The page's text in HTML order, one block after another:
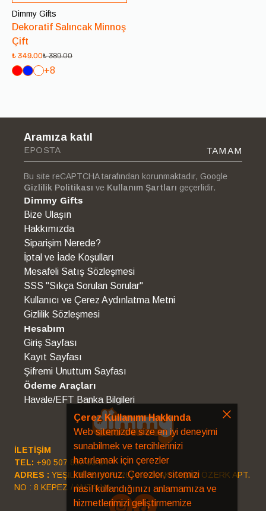
Çerez Kullanımı Hakkında
Web sitemizde size en iyi deneyimi
sunabilmek ve tercihlerinizi
hatırlamak için çerezler
kullanıyoruz. Çerezler, sitemizi
nasıl kullandığınızı anlamamıza ve
hizmetlerimizi geliştirmemize
Dimmy Gifts
Dekoratif Salıncak Minnoş
Çift
₺ 349.00₺ 389.00
+8
Dimmy Gifts
Bize Ulaşın
Hakkımızda
Siparişim Nerede?
İptal ve İade Koşulları
Mesafeli Satış Sözleşmesi
SSS "Sıkça Sorulan Sorular"
Kullanıcı ve Çerez Aydınlatma Metni
Gizlilik Sözleşmesi
Hesabım
Giriş Sayfası
Kayıt Sayfası
Şifremi Unuttum Sayfası
Ödeme Araçları
Havale/EFT Banka Bilgileri
Aramıza katıl
TAMAM
Bu site reCAPTCHA tarafından korunmaktadır, Google
Gizlilik Politikası ve Kullanım Şartları geçerlidir.
İLETİŞİM
TEL: +90 507 852 63 34
ADRES : YEŞİLTEPE MAH. 2674 SOKAK YAŞAR ÖZERK APT.
NO : 8 KEPEZ / ANTALYA